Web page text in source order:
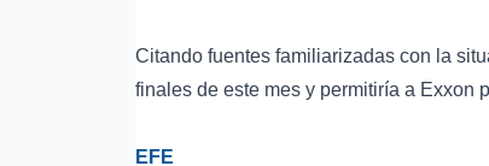
Citando fuentes familiarizadas con la
finales de este mes y permitiría a Exxon
EFE